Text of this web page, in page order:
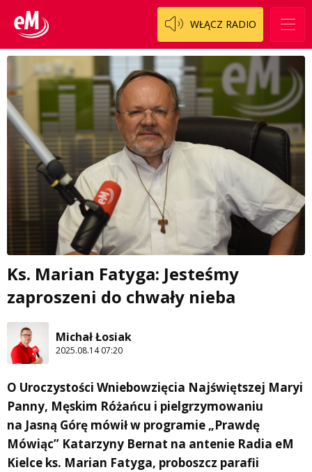
WŁĄCZ RADIO
Ks. Marian Fatyga: Jesteśmy
zaproszeni do chwały nieba
Michał Łosiak
2025.08.14 07:20
O Uroczystości Wniebowzięcia Najświętszej Maryi
Panny, Męskim Różańcu i pielgrzymowaniu
na Jasną Górę mówił w programie „Prawdę
Mówiąc” Katarzyny Bernat na antenie Radia eM
Kielce ks. Marian Fatyga, proboszcz parafii